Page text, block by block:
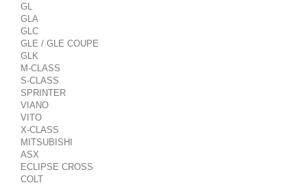
GL
GLA
GLC
GLE / GLE COUPE
GLK
M-CLASS
S-CLASS
SPRINTER
VIANO
VITO
X-CLASS
MITSUBISHI
ASX
ECLIPSE CROSS
COLT